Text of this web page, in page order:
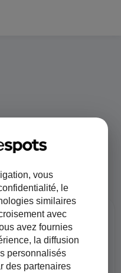
vous
le
similaires
avec
avez fournies
la diffusion
personnalisés
des partenaires